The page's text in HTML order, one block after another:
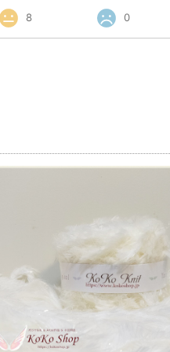
8 0